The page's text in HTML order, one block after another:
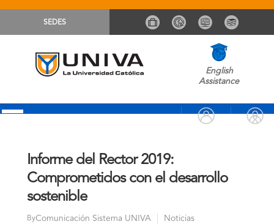
SEDES
English
Assistance
Informe del Rector 2019:
Comprometidos con el desarrollo
sostenible
ByComunicación Sistema UNIVA Noticias